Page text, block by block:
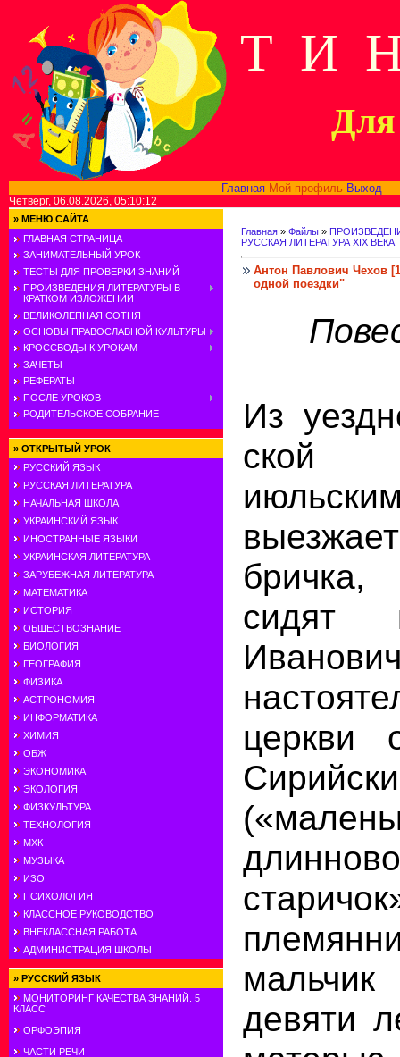
Т И
Для
Главная Мой профиль Выход
Четверг, 06.08.2026, 05:10:12
» МЕНЮ САЙТА
ГЛАВНАЯ СТРАНИЦА
ЗАНИМАТЕЛЬНЫЙ УРОК
ТЕСТЫ ДЛЯ ПРОВЕРКИ ЗНАНИЙ
ПРОИЗВЕДЕНИЯ ЛИТЕРАТУРЫ В
КРАТКОМ ИЗЛОЖЕНИИ
ВЕЛИКОЛЕПНАЯ СОТНЯ
ОСНОВЫ ПРАВОСЛАВНОЙ КУЛЬТУРЫ
КРОССВОДЫ К УРОКАМ
ЗАЧЕТЫ
РЕФЕРАТЫ
ПОСЛЕ УРОКОВ
РОДИТЕЛЬСКОЕ СОБРАНИЕ
» ОТКРЫТЫЙ УРОК
РУССКИЙ ЯЗЫК
РУССКАЯ ЛИТЕРАТУРА
НАЧАЛЬНАЯ ШКОЛА
УКРАИНСКИЙ ЯЗЫК
ИНОСТРАННЫЕ ЯЗЫКИ
УКРАИНСКАЯ ЛИТЕРАТУРА
ЗАРУБЕЖНАЯ ЛИТЕРАТУРА
МАТЕМАТИКА
ИСТОРИЯ
ОБЩЕСТВОЗНАНИЕ
БИОЛОГИЯ
ГЕОГРАФИЯ
ФИЗИКА
АСТРОНОМИЯ
ИНФОРМАТИКА
ХИМИЯ
ОБЖ
ЭКОНОМИКА
ЭКОЛОГИЯ
ФИЗКУЛЬТУРА
ТЕХНОЛОГИЯ
МХК
МУЗЫКА
ИЗО
ПСИХОЛОГИЯ
КЛАССНОЕ РУКОВОДСТВО
ВНЕКЛАССНАЯ РАБОТА
АДМИНИСТРАЦИЯ ШКОЛЫ
» РУССКИЙ ЯЗЫК
МОНИТОРИНГ КАЧЕСТВА ЗНАНИЙ. 5
КЛАСС
ОРФОЭПИЯ
ЧАСТИ РЕЧИ
Главная » Файлы »
РУССКАЯ ЛИТЕРАТУРА XIX ВЕКА
Антон Павлович Чехов
одной поездки"
Из
ской
сидят
церкви
девяти